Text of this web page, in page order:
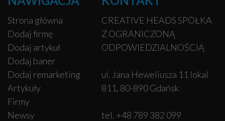
Strona główna
Dodaj firmę
Dodaj artykuł
Dodaj baner
Dodaj remarketing
Artykuły
Firmy
Newsy
CREATIVE HEADS SPÓŁKA
Z OGRANICZONĄ
ODPOWIEDZIALNOŚCIĄ
ul. Jana Heweliusza 11 lokal
811, 80-890 Gdańsk
tel. +48 789 382 099